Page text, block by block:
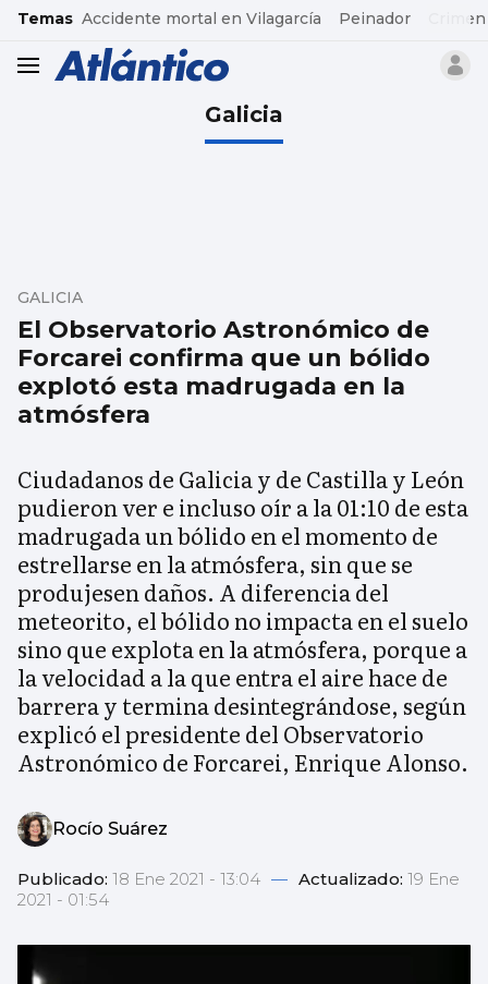
common.go-to-content
Temas Accidente mortal en Vilagarcía Peinador
header.menu.open
Galicia
El Observatorio Astronómico de
Forcarei confirma que un bólido
explotó esta madrugada en la
atmósfera
GALICIA
Ciudadanos de Galicia y de Castilla y León
pudieron ver e incluso oír a la 01:10 de esta
madrugada un bólido en el momento de
estrellarse en la atmósfera, sin que se
produjesen daños. A diferencia del
meteorito, el bólido no impacta en el suelo
sino que explota en la atmósfera, porque a
la velocidad a la que entra el aire hace de
barrera y termina desintegrándose, según
explicó el presidente del Observatorio
Astronómico de Forcarei, Enrique Alonso.
Rocío Suárez
Publicado: 18 Ene 2021 - 13:04 — Actualizado: 19 Ene
2021 - 01:54